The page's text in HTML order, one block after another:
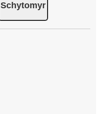
Schytomyr